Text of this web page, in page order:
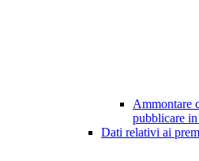
Ammontare
pubblicare
Dati relativi ai